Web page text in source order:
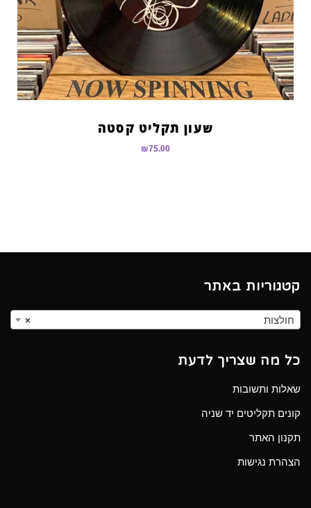
שעון תקליט קסטה
₪75.00
קטגוריות באתר
× חולצות
כל מה שצריך לדעת
שאלות ותשובות
קונים תקליטים יד שניה
תקנון האתר
הצהרת נגישות